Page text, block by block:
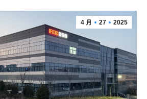
4 月 27 2025